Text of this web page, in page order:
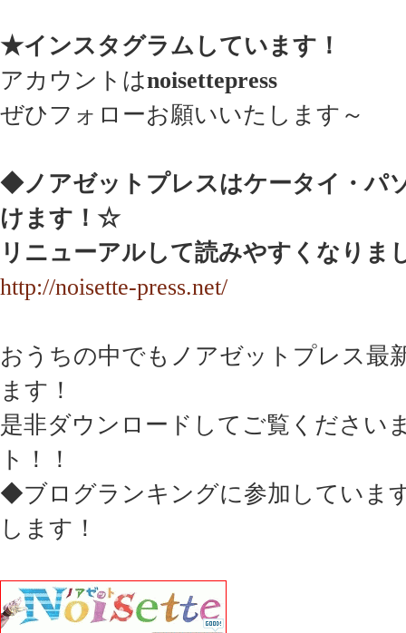
★インスタグラムしています！
アカウントはnoisettepress
ぜひフォローお願いいたします～
◆ノアゼットプレスはケータイ・パ
けます！☆
リニューアルして読みやすくなりま
http://noisette-press.net/
おうちの中でもノアゼットプレス最
ます！
是非ダウンロードしてご覧ください
ト！！
◆ブログランキングに参加していま
します！